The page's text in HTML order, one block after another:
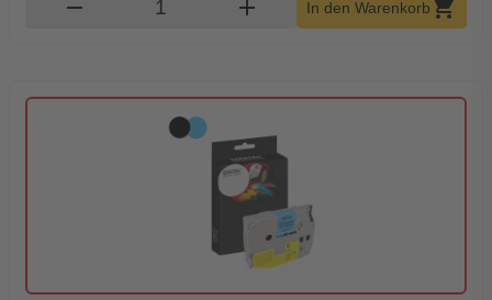
remove add In den Warenkorb shopping_cart